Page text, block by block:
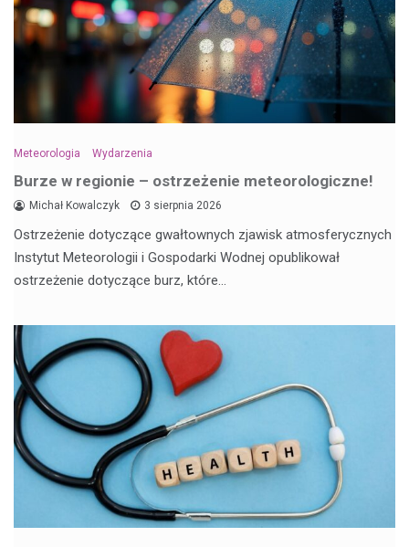
Meteorologia Wydarzenia
Burze w regionie – ostrzeżenie meteorologiczne!
Michał Kowalczyk 3 sierpnia 2026
Ostrzeżenie dotyczące gwałtownych zjawisk atmosferycznych
Instytut Meteorologii i Gospodarki Wodnej opublikował
ostrzeżenie dotyczące burz, które…